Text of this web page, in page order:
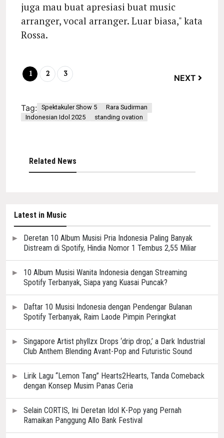
Latest in Music
Deretan 10 Album Musisi Pria Indonesia Paling Banyak
Distream di Spotify, Hindia Nomor 1 Tembus 2,55 Miliar
10 Album Musisi Wanita Indonesia dengan Streaming
Spotify Terbanyak, Siapa yang Kuasai Puncak?
Daftar 10 Musisi Indonesia dengan Pendengar Bulanan
Spotify Terbanyak, Raim Laode Pimpin Peringkat
Singapore Artist phyllzx Drops ‘drip drop,’ a Dark Industrial
Club Anthem Blending Avant-Pop and Futuristic Sound
Lirik Lagu “Lemon Tang” Hearts2Hearts, Tanda Comeback
dengan Konsep Musim Panas Ceria
Selain CORTIS, Ini Deretan Idol K-Pop yang Pernah
Ramaikan Panggung Allo Bank Festival
juga mau buat apresiasi buat music
arranger, vocal arranger. Luar biasa," kata
Rossa.
1 2 3 NEXT
Tag: Spektakuler Show 5
Rara Sudirman
Indonesian Idol 2025
standing ovation
Related News